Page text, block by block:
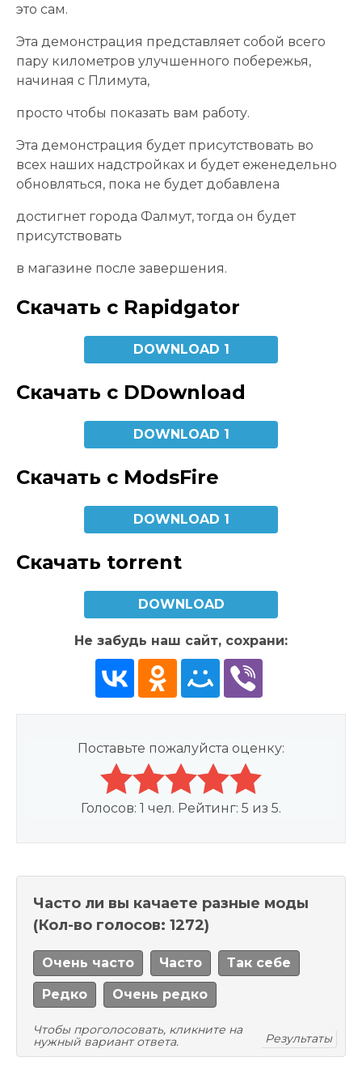
это сам.
Эта демонстрация представляет собой всего
пару километров улучшенного побережья,
начиная с Плимута,
просто чтобы показать вам работу.
Эта демонстрация будет присутствовать во
всех наших надстройках и будет еженедельно
обновляться, пока не будет добавлена
достигнет города Фалмут, тогда он будет
присутствовать
в магазине после завершения.
Скачать с Rapidgator
DOWNLOAD 1
Скачать с DDownload
DOWNLOAD 1
Скачать с ModsFire
DOWNLOAD 1
Скачать torrent
DOWNLOAD
Не забудь наш сайт, сохрани:
Поставьте пожалуйста оценку:
Голосов: 1 чел. Рейтинг: 5 из 5.
Часто ли вы качаете разные моды
(Кол-во голосов: 1272)
Очень часто Часто Так себе
Редко Очень редко
Чтобы проголосовать, кликните на
нужный вариант ответа.
Результаты